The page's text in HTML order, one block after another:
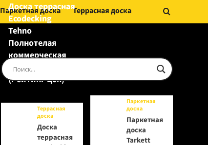
Паркетная доска Террасная доска
Доска террасная
Ecodecking
Tehno
Полнотелая
коммерческая
Шоколад
(Рейтинг цен)
Террасная
доска
Доска
террасная
Паркетная
доска
Паркетная
доска
Tarkett